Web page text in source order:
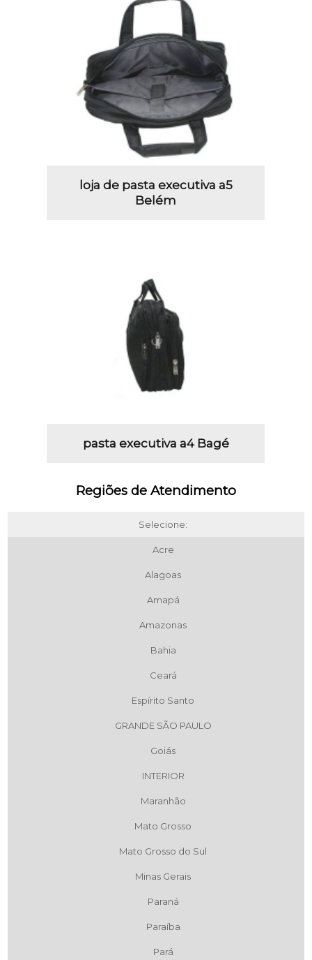
loja de pasta executiva a5
Belém
pasta executiva a4 Bagé
Regiões de Atendimento
Selecione:
Acre
Alagoas
Amapá
Amazonas
Bahia
Ceará
Espírito Santo
GRANDE SÃO PAULO
Goiás
INTERIOR
Maranhão
Mato Grosso
Mato Grosso do Sul
Minas Gerais
Paraná
Paraíba
Pará